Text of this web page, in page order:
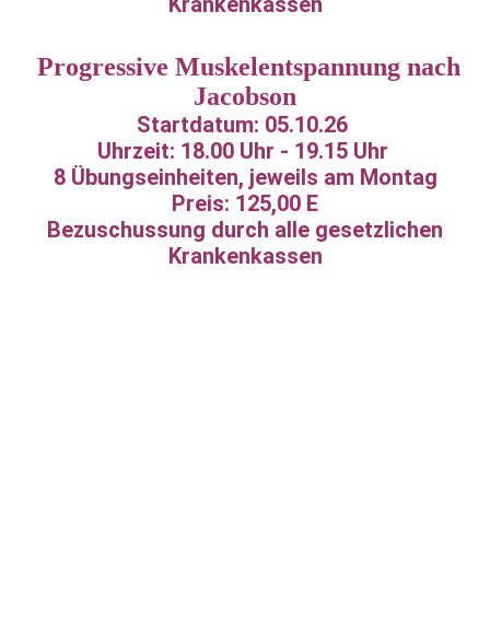
Progressive Muskelentspannung nach
Jacobson
Startdatum: 05.10.26
Uhrzeit: 18.00 Uhr - 19.15 Uhr
8 Übungseinheiten, jeweils am Montag
Preis: 125,00 E
Bezuschussung durch alle gesetzlichen
Krankenkassen